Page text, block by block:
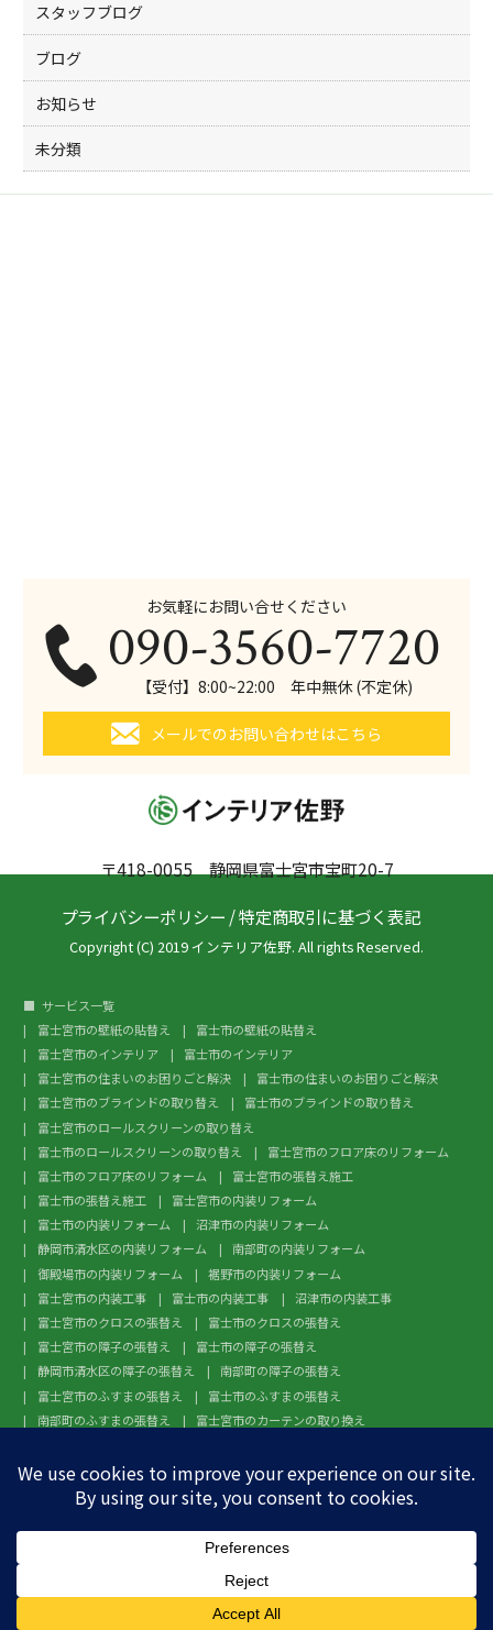
スタッフブログ
ブログ
お知らせ
未分類
〒418-0055 静岡県富士宮市宝町20-7
お気軽にお問い合せください
090-3560-7720
【受付】8:00~22:00 年中無休 (不定休)
メールでのお問い合わせはこちら
プライバシーポリシー /特定商取引に基づく表記
Copyright (C) 2019 インテリア佐野. All rights Reserved.
サービス一覧
富士宮市の壁紙の貼替え
富士市の壁紙の貼替え
富士宮市のインテリア
富士市のインテリア
富士宮市の住まいのお困りごと解決
富士市の住まいのお困りごと解決
富士宮市のブラインドの取り替え
富士市のブラインドの取り替え
富士宮市のロールスクリーンの取り替え
富士市のロールスクリーンの取り替え
富士宮市のフロア床のリフォーム
富士市のフロア床のリフォーム
富士宮市の張替え施工
富士市の張替え施工
富士宮市の内装リフォーム
富士市の内装リフォーム
沼津市の内装リフォーム
静岡市清水区の内装リフォーム
南部町の内装リフォーム
御殿場市の内装リフォーム
裾野市の内装リフォーム
富士宮市の内装工事
富士市の内装工事
沼津市の内装工事
富士宮市のクロスの張替え
富士市のクロスの張替え
富士宮市の障子の張替え
富士市の障子の張替え
静岡市清水区の障子の張替え
南部町の障子の張替え
富士宮市のふすまの張替え
富士市のふすまの張替え
南部町のふすまの張替え
富士宮市のカーテンの取り換え
富士市のガラスフィルム施工
沼津市のガラスフィルム施工
静岡市清水区のガラスフィルム施工
南部町のガラスフィルム施工
富士宮市のフローリングの張替え
富士市のフローリングの張替え